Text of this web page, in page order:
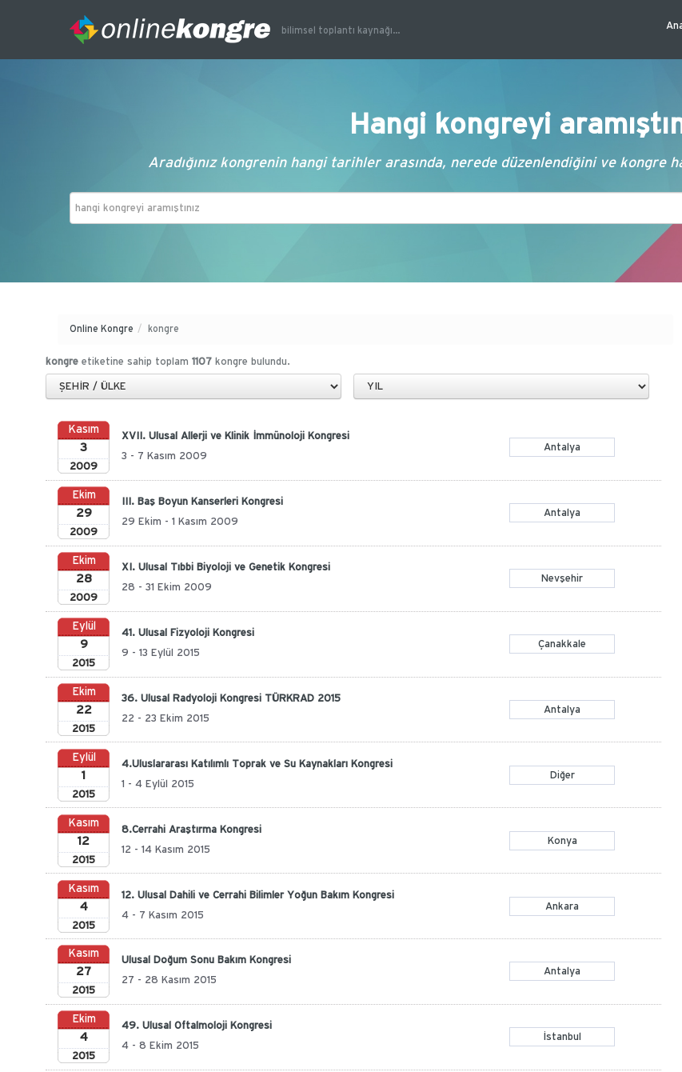
bilimsel toplantı kaynağı...
Hangi kongreyi
Aradığınız kongrenin hangi tarihler arasında, nerede düzenlendiğini ve kongre
Online Kongre / kongre
kongre etiketine sahip toplam 1107 kongre bulundu.
Kasım
3
2009
XVII. Ulusal Allerji ve Klinik İmmünoloji Kongresi
3 - 7 Kasım 2009
Antalya
Ekim
29
2009
III. Baş Boyun Kanserleri Kongresi
29 Ekim - 1 Kasım 2009
Antalya
Ekim
28
2009
XI. Ulusal Tıbbi Biyoloji ve Genetik Kongresi
28 - 31 Ekim 2009
Nevşehir
Eylül
9
2015
41. Ulusal Fizyoloji Kongresi
9 - 13 Eylül 2015
Çanakkale
Ekim
22
2015
36. Ulusal Radyoloji Kongresi TÜRKRAD 2015
22 - 23 Ekim 2015
Antalya
Eylül
1
2015
4.Uluslararası Katılımlı Toprak ve Su Kaynakları Kongresi
1 - 4 Eylül 2015
Diğer
Kasım
12
2015
8.Cerrahi Araştırma Kongresi
12 - 14 Kasım 2015
Konya
Kasım
4
2015
12. Ulusal Dahili ve Cerrahi Bilimler Yoğun Bakım Kongresi
4 - 7 Kasım 2015
Ankara
Kasım
27
2015
Ulusal Doğum Sonu Bakım Kongresi
27 - 28 Kasım 2015
Antalya
Ekim
4
2015
49. Ulusal Oftalmoloji Kongresi
4 - 8 Ekim 2015
İstanbul